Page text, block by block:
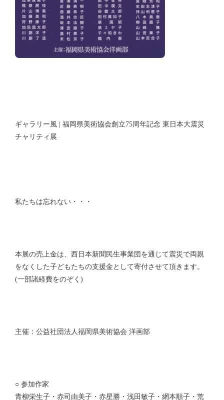
ギャラリー風 | 福岡県美術協会創立75周年記念 東日本大震災
チャリティ展
私たちは忘れない・・・
本展の売上金は、西日本新聞民生事業団を通じて震災で両親
をなくした子どもたちの支援金として寄付させて頂きます。
(一部諸経費をのぞく)
主催：公益社団法人福岡県美術協会 洋画部
○ 参加作家
青柳栄生子・赤司由美子・赤星勝・浅田敏子・網本順子・荒